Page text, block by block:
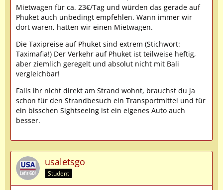
Mietwagen für ca. 23€/Tag und würden das gerade auf
Phuket auch unbedingt empfehlen. Wann immer wir
dort waren, hatten wir einen Mietwagen.
Die Taxipreise auf Phuket sind extrem (Stichwort:
Taximafia!) Der Verkehr auf Phuket ist teilweise heftig,
aber ziemlich geregelt und absolut nicht mit Bali
vergleichbar!
Falls ihr nicht direkt am Strand wohnt, brauchst du ja
schon für den Strandbesuch ein Transportmittel und für
ein bisschen Sightseeing ist ein eigenes Auto auch
besser.
usaletsgo
Student